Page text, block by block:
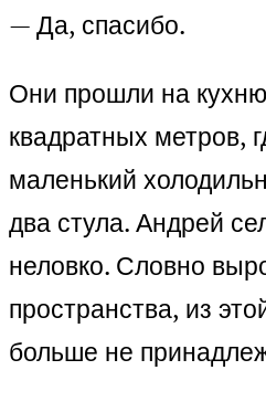
— Да, спасибо.
Они прошли на
квадратных метров,
маленький
два стула. Андрей
неловко. Словно
пространства, из
больше не